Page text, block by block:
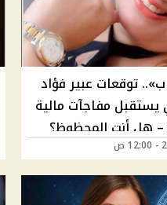
توقعات عبير فؤاد
مفاجآت مالية